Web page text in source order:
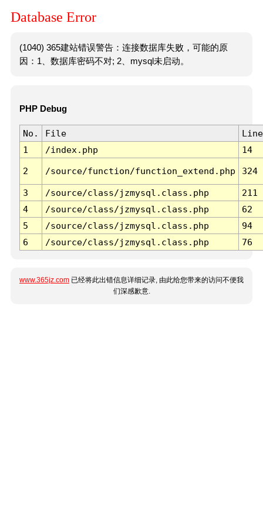
Database Error
(1040) 365建站错误警告：连接数据库失败，可能的原
因：1、数据库密码不对; 2、mysql未启动。
PHP Debug
No. File
Line
1
/index.php 14
2 /source/function/function_extend.php 324
3 /source/class/jzmysql.class.php
211
4
/source/class/jzmysql.class.php
62
5
/source/class/jzmysql.class.php
94
6
/source/class/jzmysql.class.php 76
www.365jz.com 已经将此出错信息详细记录, 由此给您带来的访问不便我
们深感歉意.